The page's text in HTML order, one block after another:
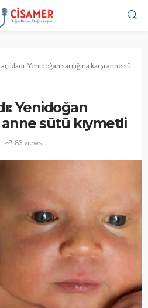
Yenidoğan sarılığına karşı anne sütü
Yenidoğan
anne sütü kıymetli
83 views